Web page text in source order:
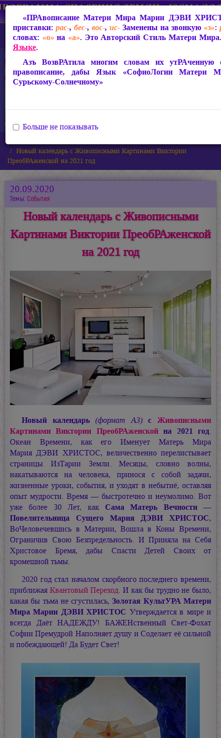
Новый календарь с Живописными Картинами Виктории
ПреобРАженской на 2021 год
20.09.2020
Темы: События
Новый календарь с Живописными
Картинами Виктории ПреобРАженской
на 2021 год
Новый календарь (формат А3) сЖивописными
Картинами Виктории ПреобРАженскойна 2021 год.
Океан Времени, как его Именует Матерь Мира
Мария ДЭВИ ХРИСТОС, величественно перелистывает
страницы ИзТарии Земли. Месяцы, словно волны,
накатываются на человека, принося с собой задачи,
жизненные уроки, события, и уходят в небытиё, оставляя
опыт мудрости. Время — быстротечно и неумолимо. Вот
уже более 30 Лет, как Сама Матерь Вечности —
Повелительница Сущего Мария ДЭВИ ХРИСТОС,
ВоЧеловечевшись в Материи, Вошла в Коны Времени,
Ограничив Свою Безпредельность. И Приняла на Себя
Христовое Бремя, дабы Спасти Детей Своих от
кромешной тьмы.
2020 год стал началом скорбного последнего времени,
приближая Квантовый Переход. И как бы трудно не было,
какая бы тьма не сгустилась,Золотая КультУРА Матери
МираМарии ДЭВИ ХРИСТОС Утверждается в мире и
всегда Даёт НАДЕЖДУ! БАЖЕНственный Свет-Фохат
Софии Премудрой Наполняет душу и Соделает её сильной
и побеждающей! Да Будет Свет!
«ПРАвописание Матери МираМарии ДЭВИ
приставки: рас-, бес-, вос-, ис- Заменены на звонкую «з»:
словах: «о» на «а». Это Авторский Стиль Матери
Языке.
Азъ ВозвРАтила многим словам их утРАченную
правописание, дабы Язык «СофиоЛогии
Сурьскому-Солнечному»
Больше не показывать